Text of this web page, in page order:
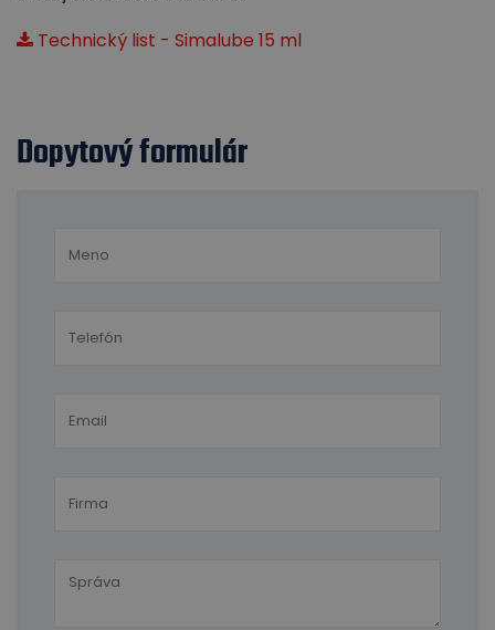
Technický list - Simalube 15 ml
Dopytový formulár